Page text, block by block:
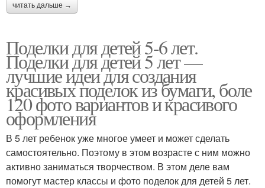
читать дальше →
Поделки для детей 5-6 лет.
Поделки для детей 5 лет —
лучшие идеи для создания
красивых поделок из бумаги, боле
120 фото вариантов и красивого
оформления
В 5 лет ребенок уже многое умеет и может сделать
самостоятельно. Поэтому в этом возрасте с ним можно
активно заниматься творчеством. В этом деле вам
помогут мастер классы и фото поделок для детей 5 лет.